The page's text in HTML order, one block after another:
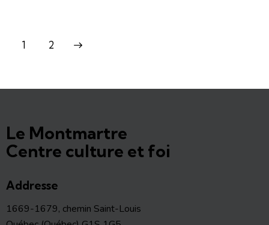
1 2
Le Montmartre
Centre culture et foi
Addresse
1669-1679, chemin Saint-Louis